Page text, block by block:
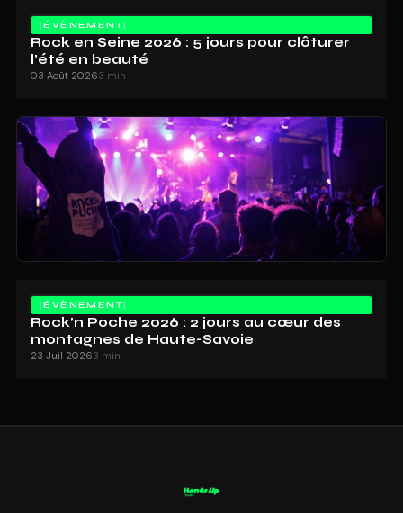
ÉVÈNEMENT
Rock en Seine 2026 : 5 jours pour clôturer
l’été en beauté
03 Août 20263 min
ÉVÈNEMENT
Rock’n Poche 2026 : 2 jours au cœur des
montagnes de Haute-Savoie
23 Juil 20263 min